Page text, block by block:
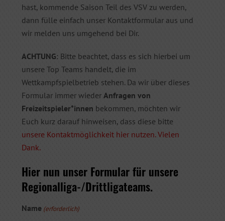
hast, kommende Saison Teil des VSV zu werden,
dann fülle einfach unser Kontaktformular aus und
wir melden uns umgehend bei Dir.
ACHTUNG: Bitte beachtet, dass es sich hierbei um
unsere Top Teams handelt, die im
Wettkampfspielbetrieb stehen. Da wir über dieses
Formular immer wieder Anfragen von
Freizeitspieler*innen bekommen, möchten wir
Euch kurz darauf hinweisen, dass diese bitte
unsere Kontaktmöglichkeit hier nutzen. Vielen
Dank.
Hier nun unser Formular für unsere
Regionalliga-/Drittligateams.
Name (erforderlich)